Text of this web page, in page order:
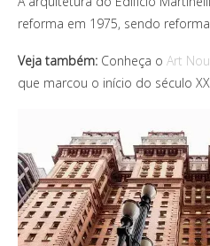
reforma em 1975, sendo
Veja também: Conheça o Art
que marcou o início do século XX